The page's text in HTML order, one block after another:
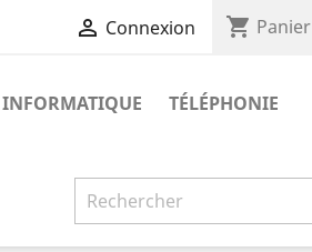
 Connexion shopping_cart Panier
INFORMATIQUE
TÉLÉPHONIE